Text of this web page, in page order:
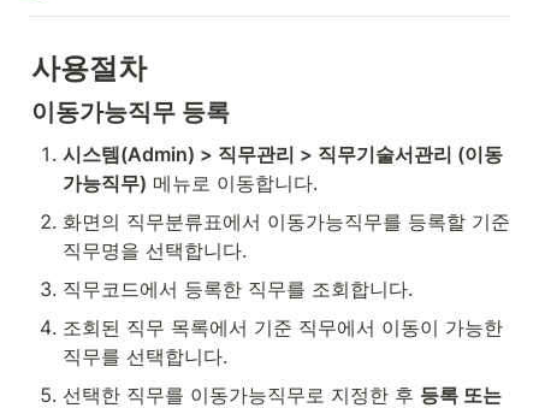
사용절차
이동가능직무 등록
시스템(Admin) > 직무관리 > 직무기술서관리 (이동
가능직무) 메뉴로 이동합니다.
화면의 직무분류표에서 이동가능직무를 등록할 기준
직무명을 선택합니다.
직무코드에서 등록한 직무를 조회합니다.
조회된 직무 목록에서 기준 직무에서 이동이 가능한
직무를 선택합니다.
선택한 직무를 이동가능직무로 지정한 후 등록 또는